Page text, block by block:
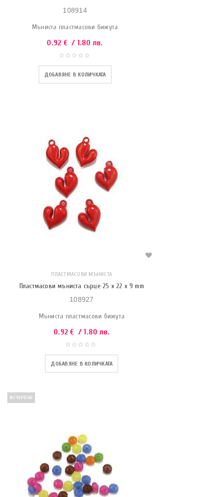
108914
Мъниста пластмасови бижута
0.92 € / 1.80 лв.
ДОБАВЯНЕ В КОЛИЧКАТА
ПЛАСТМАСОВИ МЪНИСТА
Пластмасови мъниста сърце 25 x 22 x 9 mm
108927
Мъниста пластмасови бижута
0.92€ / 1.80 лв.
ДОБАВЯНЕ В КОЛИЧКАТА
ИЗЧЕРПАН